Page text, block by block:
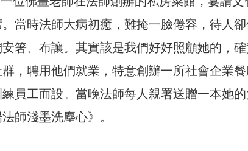
當時法師大病初癒，難掩一臉倦容，待人
箸、布讓。其實該是我們好好照顧她的，
，聘用他們就業，特意創辦一所社會企業餐
員工而設。當晚法師每人親署送贈一本她
師淺墨洗塵心》。